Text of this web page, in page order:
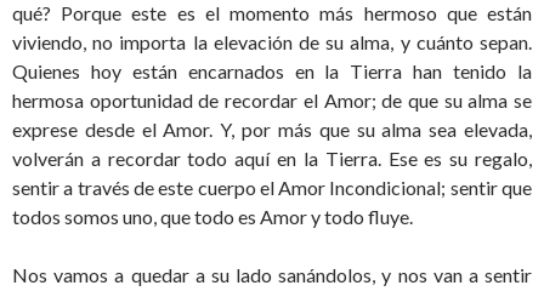
qué? Porque este es el momento más hermoso que están
viviendo, no importa la elevación de su alma, y cuánto sepan.
Quienes hoy están encarnados en la Tierra han tenido la
hermosa oportunidad de recordar el Amor; de que su alma se
exprese desde el Amor. Y, por más que su alma sea elevada,
volverán a recordar todo aquí en la Tierra. Ese es su regalo,
sentir a través de este cuerpo el Amor Incondicional; sentir que
todos somos uno, que todo es Amor y todo fluye.
Nos vamos a quedar a su lado sanándolos, y nos van a sentir